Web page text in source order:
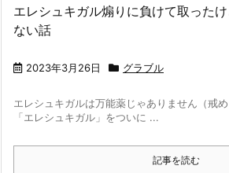
エレシュキガル煽りに負けて取った
ない話
2023年3月26日 グラブル
エレシュキガルは万能薬じゃありません（戒
「エレシュキガル」をついに ...
記事を読む